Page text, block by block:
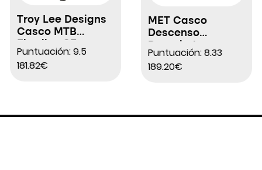
Troy Lee Designs
Casco MTB
Puntuación: 9.5
181.82€
MET Casco
Descenso
Puntuación: 8.33
189.20€